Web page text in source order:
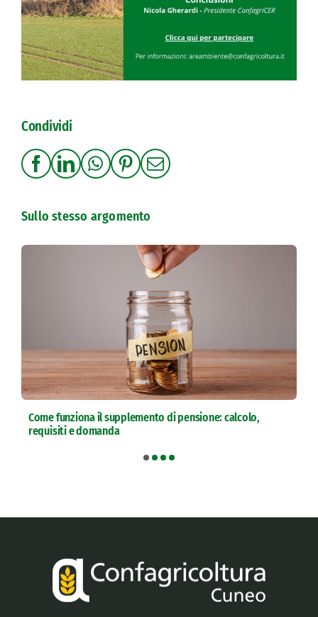
Condividi
Sullo stesso argomento
Come funziona il supplemento di pensione: calcolo,
requisiti e domanda